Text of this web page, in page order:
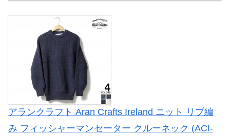
アランクラフト Aran Crafts Ireland ニット リブ編
み フィッシャーマンセーター クルーネック (ACI-